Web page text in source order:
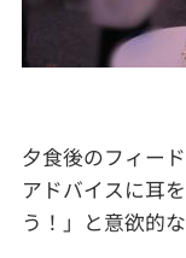
夕食後のフィー
アドバイスに耳
う！」と意欲的